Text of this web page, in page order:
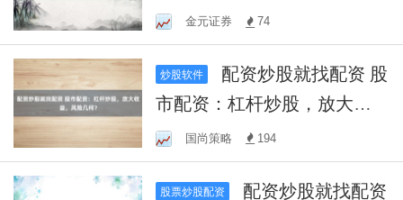
益，灵活交易
金元证券 74
炒股软件
市配资：杠杆炒股，放大收
益，风险几何？
国尚策略 194
股票炒股配资